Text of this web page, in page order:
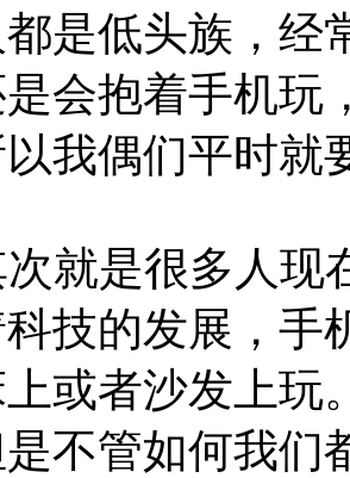
是低头族，经
会抱着手机玩
我偶们平时就
是很多人现
技的发展，手
或者沙发上玩
不管如何我们